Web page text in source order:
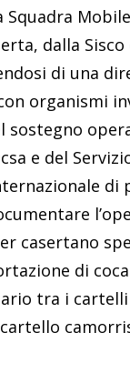
dalla
di una
organismi
sostegno
e del
di
casertano
di
tra i